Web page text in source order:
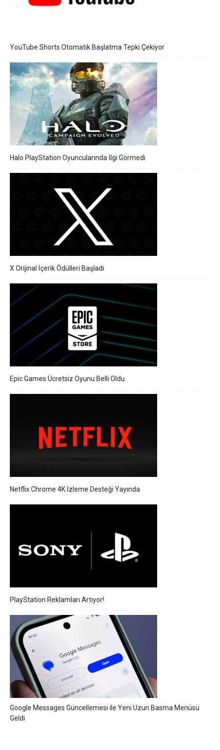
YouTube Shorts Otomatik Başlatma Tepki Çekiyor
Halo PlayStation Oyuncularında İlgi Görmedi
X Orijinal İçerik Ödülleri Başladı
Epic Games Ücretsiz Oyunu Belli Oldu
Netflix Chrome 4K İzleme Desteği Yayında
PlayStation Reklamları Artıyor!
Google Messages Güncellemesi ile Yeni Uzun Basma Menüsü
Geldi